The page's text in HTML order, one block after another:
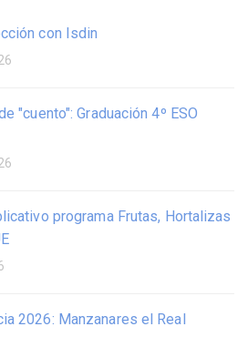
con Isdin
"cuento": Graduación 4º ESO
programa Frutas, Hortalizas
2026: Manzanares el Real